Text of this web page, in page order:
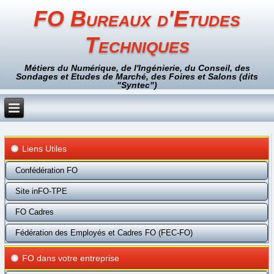
FO Bureaux d'Etudes
Techniques
Métiers du Numérique, de l'Ingénierie, du Conseil, des
Sondages et Etudes de Marché, des Foires et Salons (dits
"Syntec")
Liens Utiles
Confédération FO
Site inFO-TPE
FO Cadres
Fédération des Employés et Cadres FO (FEC-FO)
FO dans votre entreprise